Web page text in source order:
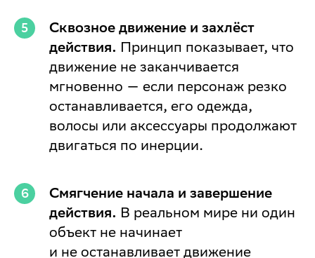
Сквозное движение и захлёст
действия. Принцип показывает, что
движение не заканчивается
мгновенно — если персонаж резко
останавливается, его одежда,
волосы или аксессуары продолжают
двигаться по инерции.
Смягчение начала и завершение
действия. В реальном мире ни один
объект не начинает
и не останавливает движение